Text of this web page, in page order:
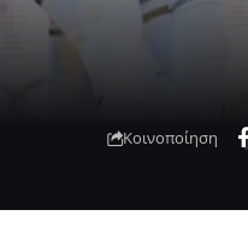
Κοινοποίηση